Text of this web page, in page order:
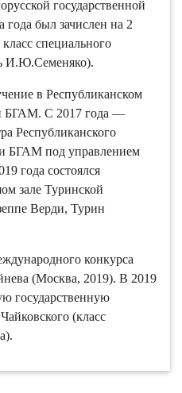
государственной
года был зачислен на 2
специального
И.Ю.Семеняко).
в Республиканском
БГАМ. С 2017 года —
Республиканского
БГАМ под управлением
года состоялся
зале Туринской
Верди, Турин
конкурса
(Москва, 2019). В 2019
государственную
(класс